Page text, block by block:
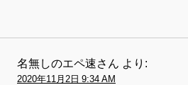
名無しのエペ速さん より:
2020年11月2日 9:34 AM